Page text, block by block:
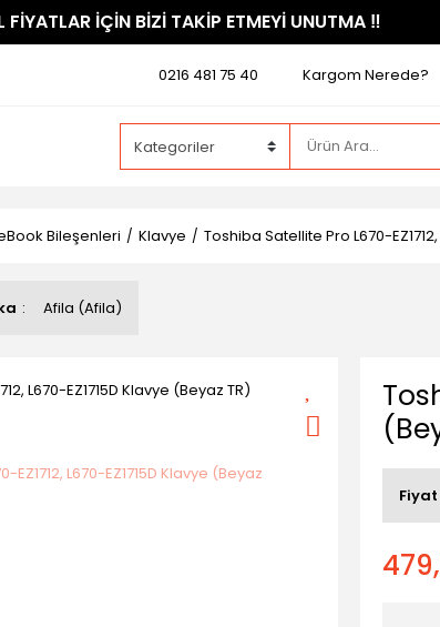
FİYATLAR İÇİN BİZİ TAKİP ETMEYİ UNUTMA ​‼️​
0216 481 75 40 Kargom Nerede?
Bileşenleri Klavye Toshiba Satellite Pro L670-
Afila (Afila)
Fiyat